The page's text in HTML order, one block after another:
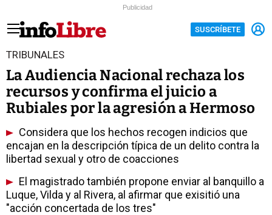
Publicidad
SUSCRÍBETE
TRIBUNALES
La Audiencia Nacional rechaza los
recursos y confirma el juicio a
Rubiales por la agresión a Hermoso
Considera que los hechos recogen indicios que
encajan en la descripción típica de un delito contra la
libertad sexual y otro de coacciones
El magistrado también propone enviar al banquillo a
Luque, Vilda y al Rivera, al afirmar que exisitió una
"acción concertada de los tres"